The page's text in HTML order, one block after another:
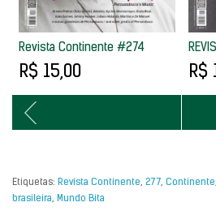
Revista Continente #274
R$ 15,00 R$
Etiquetas: Revista Continente, 277, Continente,
brasileira, Mundo Bita